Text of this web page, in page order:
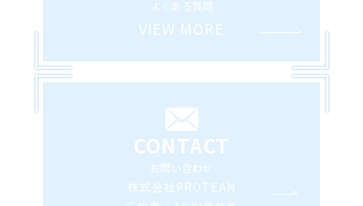
よくある質問
VIEW MORE
CONTACT
お問い合わせ
株式会社PROTEAN